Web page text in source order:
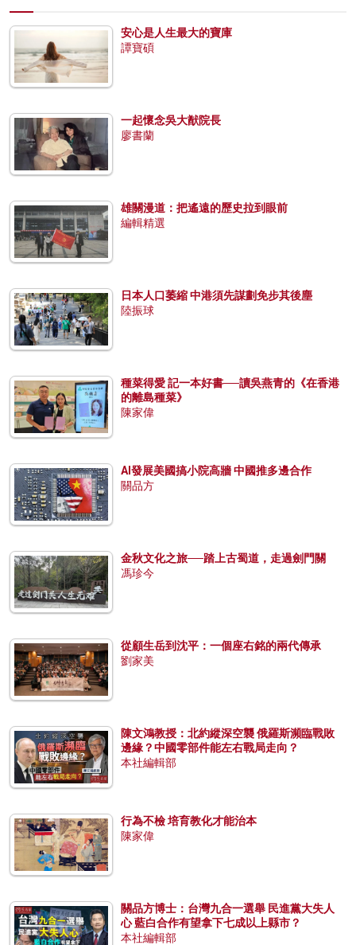
安心是人生最大的寶庫
譚寶碩
一起懷念吳大猷院長
廖書蘭
雄關漫道：把遙遠的歷史拉到眼前
編輯精選
日本人口萎縮 中港須先謀劃免步其後塵
陸振球
種菜得愛 記一本好書──讀吳燕青的《在香港
的離島種菜》
陳家偉
AI發展美國搞小院高牆 中國推多邊合作
關品方
金秋文化之旅──踏上古蜀道，走過劍門關
馮珍今
從顧生岳到沈平：一個座右銘的兩代傳承
劉家美
陳文鴻教授：北約縱深空襲 俄羅斯瀕臨戰敗
邊緣？中國零部件能左右戰局走向？
本社編輯部
行為不檢 培育教化才能治本
陳家偉
關品方博士：台灣九合一選舉 民進黨大失人
心 藍白合作有望拿下七成以上縣市？
本社編輯部